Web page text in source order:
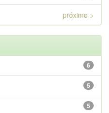
próximo >
6
5
5